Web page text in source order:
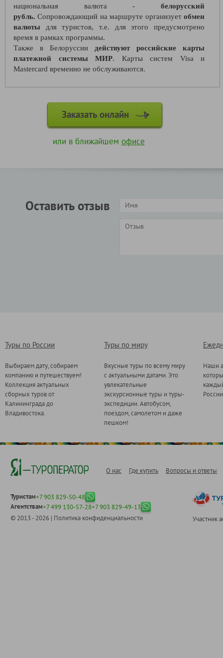
национальная валюта - белорусский
рубль. Сопровождающий на маршруте организует обмен
валюты для туристов, т.е. для этого предусмотрено
время в рамках программы.
Также в Белоруссии действуют российские карты
платежной системы МИР. Карты систем Visa и
Mastercard временно не обслуживаются.
Заказать онлайн
или в ближайшем офисе
Оставить отзыв
Туры по России
Выбираем дату, собираем
компанию и путешествуем!
Коллекция актуальных
сборных туров от
Калининграда до
Владивостока.
Туры по миру
Вкусные туры по всему миру
с актуальными датами. Это
увлекательные
экскурсионные туры и туры-
экспедиции. Автобусом,
поездом, самолетом и даже
пешком!
Наши
О нас Где купить Вопросы и ответы
Туристам+7 903 829-50-48
Агентствам+7 499 130-57-28+7 903 829-49-13
© 2013 - 2026 | Политика конфиденциальности Участник